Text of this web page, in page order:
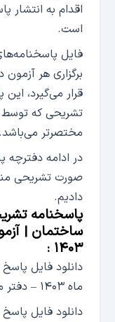
اقدام به انتشار
است.
فایل
برگزاری هر
قرار می‌گیرد،
تشریحی که
مختصرتر می‌باشد.
در ادامه
صورت تشریحی
دادیم.
پاسخنامه
ساختمان |
۱۴۰۳ :
دانلود فایل
ماه ۱۴۰۳ – دفتر مقررات ملی ساختمان (به زودی)
دانلود فایل